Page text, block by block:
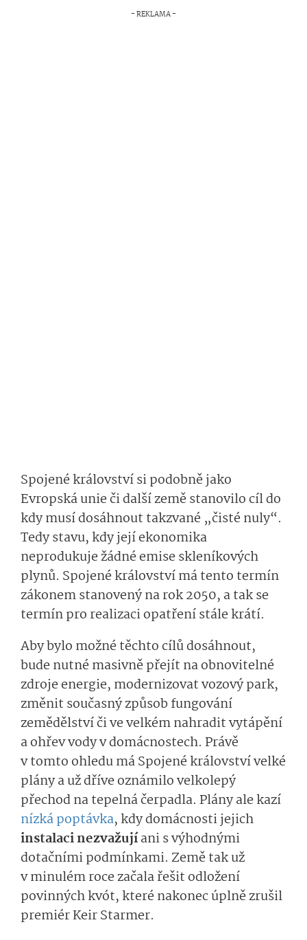
Spojené království si podobně jako
Evropská unie či další země stanovilo cíl do
kdy musí dosáhnout takzvané „čisté nuly“.
Tedy stavu, kdy její ekonomika
neprodukuje žádné emise skleníkových
plynů. Spojené království má tento termín
zákonem stanovený na rok 2050, a tak se
termín pro realizaci opatření stále krátí.
Aby bylo možné těchto cílů dosáhnout,
bude nutné masivně přejít na obnovitelné
zdroje energie, modernizovat vozový park,
změnit současný způsob fungování
zemědělství či ve velkém nahradit vytápění
a ohřev vody v domácnostech. Právě
v tomto ohledu má Spojené království velké
plány a už dříve oznámilo velkolepý
přechod na tepelná čerpadla. Plány ale kazí
nízká poptávka, kdy domácnosti jejich
instalaci nezvažujíani s výhodnými
dotačními podmínkami. Země tak už
v minulém roce začala řešit odložení
povinných kvót, které nakonec úplně zrušil
premiér Keir Starmer.